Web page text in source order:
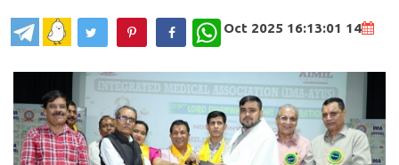
14 Oct 2025 16:13:01
WhatsApp